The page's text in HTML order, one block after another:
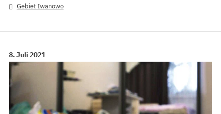
Gebiet Iwanowo
8. Juli 2021